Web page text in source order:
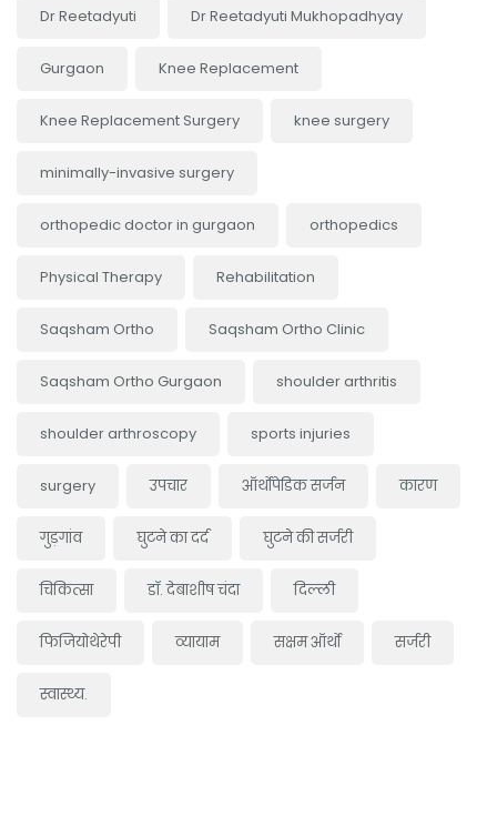
Dr Reetadyuti Dr Reetadyuti Mukhopadhyay
Gurgaon Knee Replacement
Knee Replacement Surgery knee surgery
minimally-invasive surgery
orthopedic doctor in gurgaon orthopedics
Physical Therapy Rehabilitation
Saqsham Ortho Saqsham Ortho Clinic
Saqsham Ortho Gurgaon shoulder arthritis
shoulder arthroscopy sports injuries
surgery उपचार ऑर्थोपेडिक सर्जन कारण
गुड़गांव घुटने का दर्द घुटने की सर्जरी
चिकित्सा डॉ. देबाशीष चंदा दिल्ली
फिजियोथेरेपी व्यायाम सक्षम ऑर्थो सर्जरी
स्वास्थ्य.